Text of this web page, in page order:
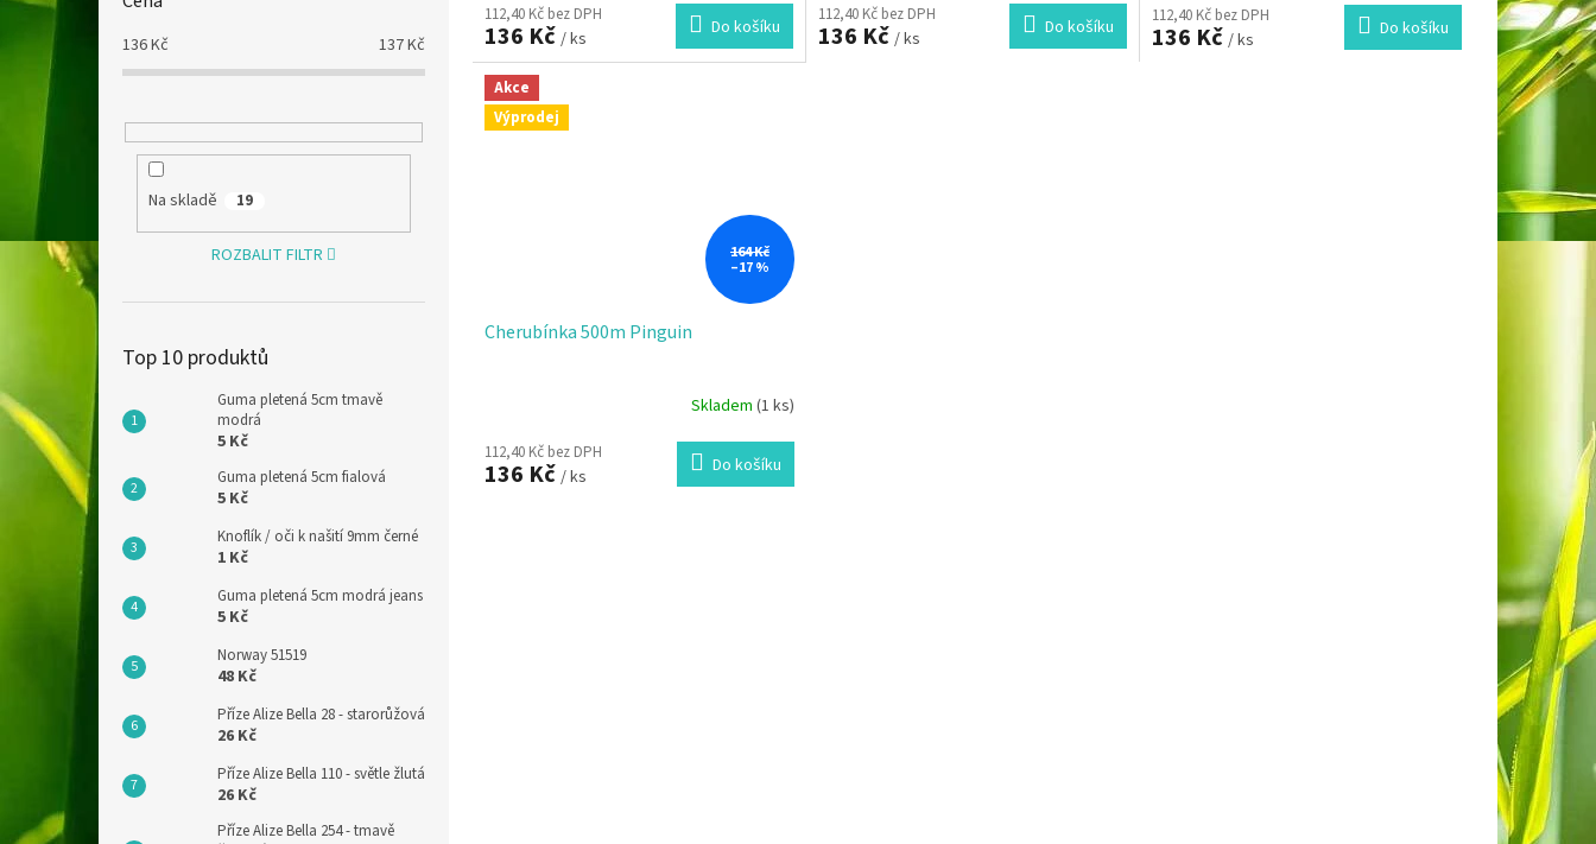
136Kč 137Kč
Na skladě 19
ROZBALIT FILTR
Top 10 produktů
Guma pletená 5cm tmavě
modrá
5 Kč
Guma pletená 5cm fialová
5 Kč
Knoflík / oči k našití 9mm černé
1 Kč
Guma pletená 5cm modrá jeans
5 Kč
Norway 51519
48 Kč
Příze Alize Bella 28 - starorůžová
26 Kč
Příze Alize Bella 110 - světle žlutá
26 Kč
Příze Alize Bella 254 - tmavě
112,40 Kč bez DPH
136 Kč / ks Do košíku
112,40 Kč bez DPH
136 Kč / ks Do košíku
112,40 Kč bez DPH
136 Kč / ks Do košíku
Akce
Výprodej
164 Kč
–17 %
Cherubínka 500m Pinguin
Skladem (1 ks)
112,40 Kč bez DPH
136 Kč / ks Do košíku